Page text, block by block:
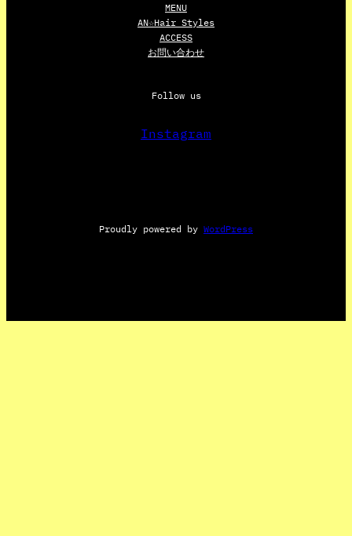
MENU
AN☆Hair Styles
ACCESS
お問い合わせ
Follow us
Instagram
Proudly powered by WordPress